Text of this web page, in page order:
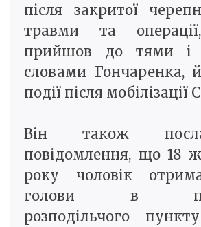
після закритої
травми та
прийшов до тями і
словами Гончаренка,
події після мобілізації
Він також
повідомлення, що 18
року чоловік
голови в
розподільчого